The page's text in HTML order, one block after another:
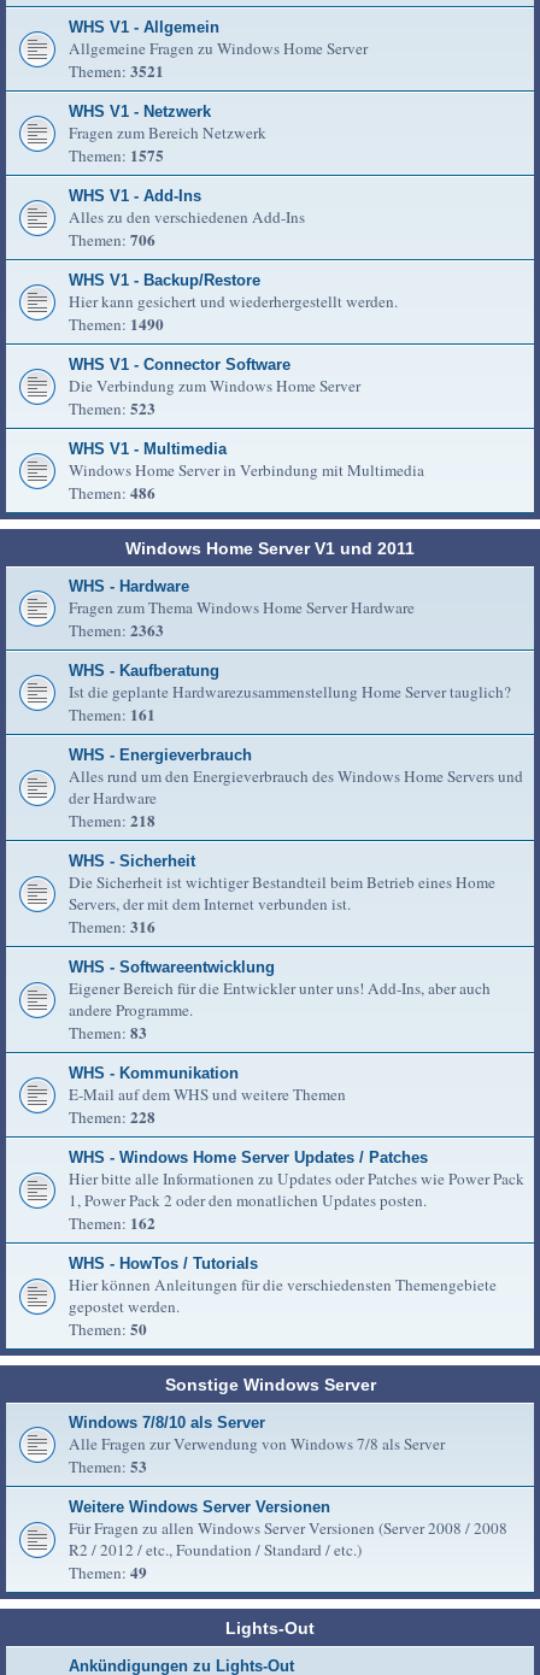
WHS V1 - Allgemein
Allgemeine Fragen zu Windows Home Server
Themen: 3521
WHS V1 - Netzwerk
Fragen zum Bereich Netzwerk
Themen: 1575
WHS V1 - Add-Ins
Alles zu den verschiedenen Add-Ins
Themen: 706
WHS V1 - Backup/Restore
Hier kann gesichert und wiederhergestellt werden.
Themen: 1490
WHS V1 - Connector Software
Die Verbindung zum Windows Home Server
Themen: 523
WHS V1 - Multimedia
Windows Home Server in Verbindung mit Multimedia
Themen: 486
Windows Home Server V1 und 2011
WHS - Hardware
Fragen zum Thema Windows Home Server Hardware
Themen: 2363
WHS - Kaufberatung
Ist die geplante Hardwarezusammenstellung Home Server tauglich?
Themen: 161
WHS - Energieverbrauch
Alles rund um den Energieverbrauch des Windows Home Servers und
der Hardware
Themen: 218
WHS - Sicherheit
Die Sicherheit ist wichtiger Bestandteil beim Betrieb eines Home
Servers, der mit dem Internet verbunden ist.
Themen: 316
WHS - Softwareentwicklung
Eigener Bereich für die Entwickler unter uns! Add-Ins, aber auch
andere Programme.
Themen: 83
WHS - Kommunikation
E-Mail auf dem WHS und weitere Themen
Themen: 228
WHS - Windows Home Server Updates / Patches
Hier bitte alle Informationen zu Updates oder Patches wie Power Pack
1, Power Pack 2 oder den monatlichen Updates posten.
Themen: 162
WHS - HowTos / Tutorials
Hier können Anleitungen für die verschiedensten Themengebiete
gepostet werden.
Themen: 50
Sonstige Windows Server
Windows 7/8/10 als Server
Alle Fragen zur Verwendung von Windows 7/8 als Server
Themen: 53
Weitere Windows Server Versionen
Für Fragen zu allen Windows Server Versionen (Server 2008 / 2008
R2 / 2012 / etc., Foundation / Standard / etc.)
Themen: 49
Lights-Out
Ankündigungen zu Lights-Out